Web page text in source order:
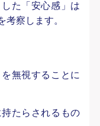
た「安心感」は
考察します。
無視することに
たらされるもの